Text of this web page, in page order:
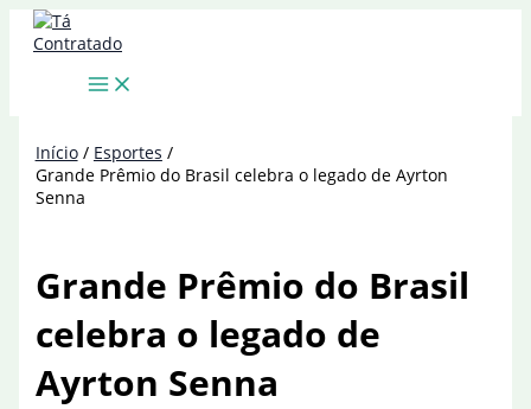
para
Início
Esportes
Grande Prêmio do Brasil celebra o legado de Ayrton
Senna
Grande Prêmio do Brasil
celebra o legado de
Ayrton Senna